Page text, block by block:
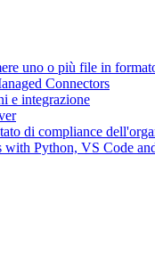
uno o più file in
Connectors
e integrazione
di compliance
Python, VS Code